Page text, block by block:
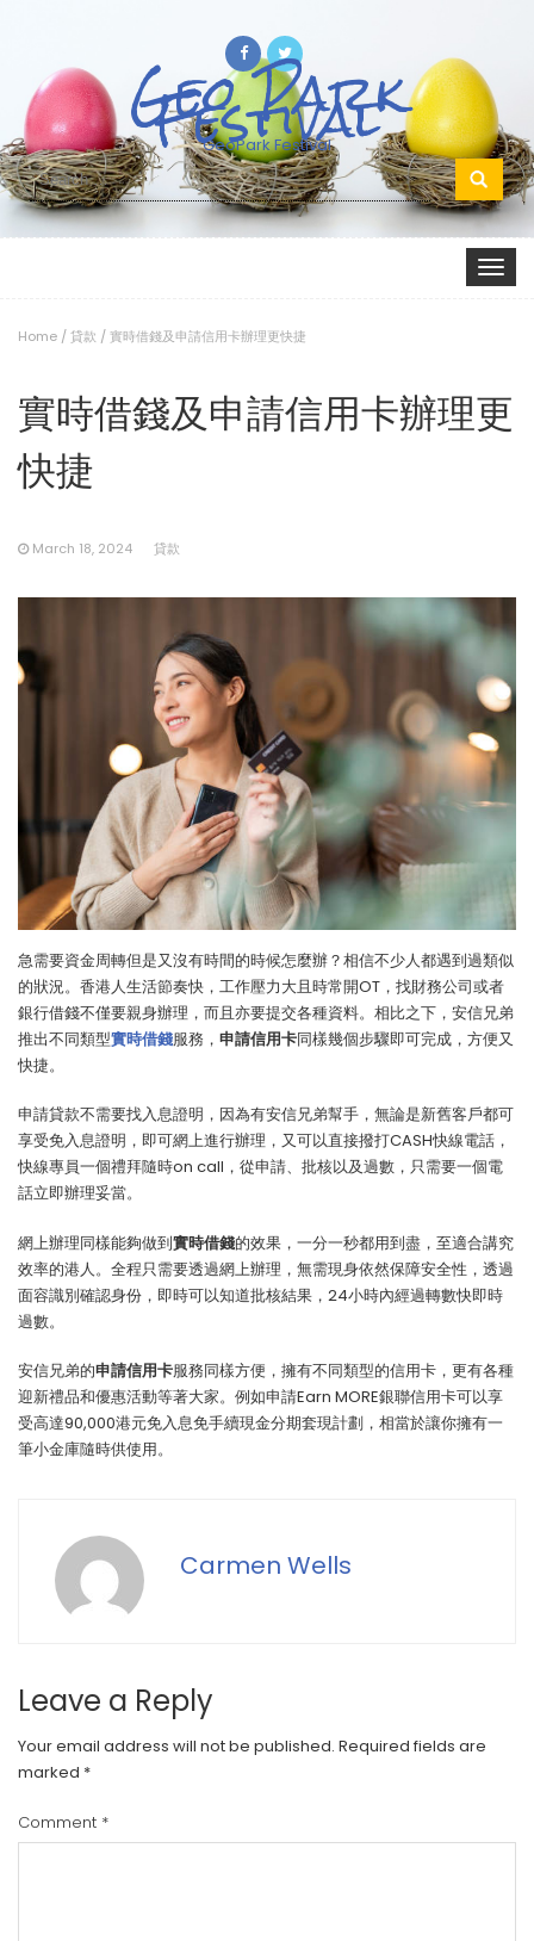
Geo Park
Festival
GeoPark Festival
Search
for:
Toggle
Home /貸款 /實時借錢及申請信用卡辦理更快捷
實時借錢及申請信用卡辦理更
快捷
March 18, 2024 貸款
急需要資金周轉但是又沒有時間的時候怎麼辦？相信不少人都遇到過類似
的狀況。香港人生活節奏快，工作壓力大且時常開OT，找財務公司或者
銀行借錢不僅要親身辦理，而且亦要提交各種資料。相比之下，安信兄弟
推出不同類型實時借錢服務， 申請信用卡同樣幾個步驟即可完成，方便又
快捷。
申請貸款不需要找入息證明，因為有安信兄弟幫手，無論是新舊客戶都可
享受免入息證明，即可網上進行辦理，又可以直接撥打CASH快線電話，
快線專員一個禮拜隨時on call，從申請、批核以及過數，只需要一個電
話立即辦理妥當。
網上辦理同樣能夠做到實時借錢的效果，一分一秒都用到盡，至適合講究
效率的港人。全程只需要透過網上辦理，無需現身依然保障安全性，透過
面容識別確認身份，即時可以知道批核結果，24小時內經過轉數快即時
過數。
安信兄弟的申請信用卡服務同樣方便，擁有不同類型的信用卡，更有各種
迎新禮品和優惠活動等著大家。例如申請Earn MORE銀聯信用卡可以享
受高達90,000港元免入息免手續現金分期套現計劃，相當於讓你擁有一
筆小金庫隨時供使用。
Carmen Wells
Leave a Reply
Your email address will not be published. Required fields are
marked *
Comment *